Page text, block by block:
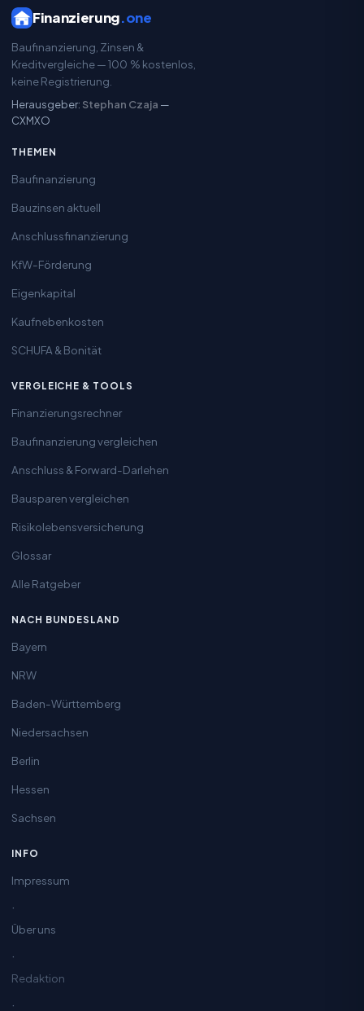
Finanzierung.one
Baufinanzierung, Zinsen &
Kreditvergleiche — 100 % kostenlos,
keine Registrierung.
Herausgeber: Stephan Czaja —
CXMXO
THEMEN
Baufinanzierung
Bauzinsen aktuell
Anschlussfinanzierung
KfW-Förderung
Eigenkapital
Kaufnebenkosten
SCHUFA & Bonität
VERGLEICHE & TOOLS
Finanzierungsrechner
Baufinanzierung vergleichen
Anschluss & Forward-Darlehen
Bausparen vergleichen
Risikolebensversicherung
Glossar
Alle Ratgeber
NACH BUNDESLAND
Bayern
NRW
Baden-Württemberg
Niedersachsen
Berlin
Hessen
Sachsen
INFO
Impressum
·
Über uns
·
Redaktion
·